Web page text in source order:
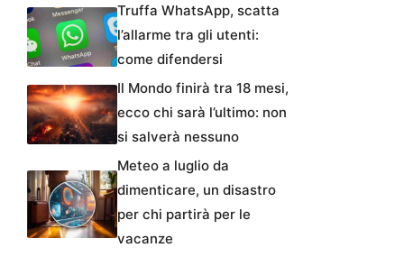
Truffa WhatsApp, scatta
l’allarme tra gli utenti:
come difendersi
Il Mondo finirà tra 18 mesi,
ecco chi sarà l’ultimo: non
si salverà nessuno
Meteo a luglio da
dimenticare, un disastro
per chi partirà per le
vacanze